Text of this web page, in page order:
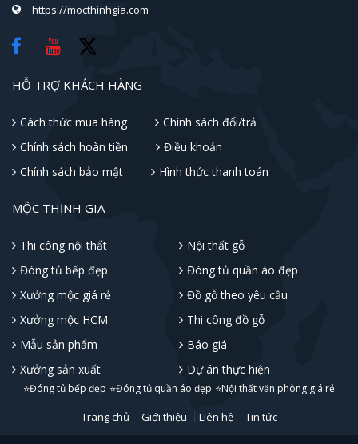
https://mocthinhgia.com
HỖ TRỢ KHÁCH HÀNG
Cách thức mua hàng
Chính sách đổi/trả
Chính sách hoàn tiền
Điều khoản
Chính sách bảo mật
Hình thức thanh toán
MỘC THỊNH GIA
Thi công nội thất
Nội thất gỗ
Đóng tủ bếp đẹp
Đóng tủ quần áo đẹp
Xưởng mộc giá rẻ
Đồ gỗ theo yêu cầu
Xưởng mộc HCM
Thi công đồ gỗ
Mẫu sản phẩm
Báo giá
Xưởng sản xuất
Dự án thực hiện
⭐Đóng tủ bếp đẹp ⭐Đóng tủ quần áo đẹp ⭐Nội thất văn phòng giá rẻ
Trang chủ Giới thiệu Liên hệ Tin tức